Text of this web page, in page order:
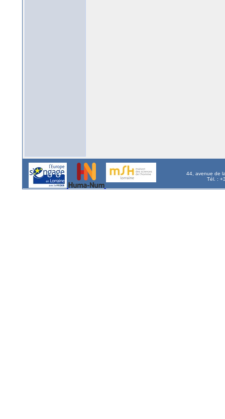
44, avenue de
Tél. :